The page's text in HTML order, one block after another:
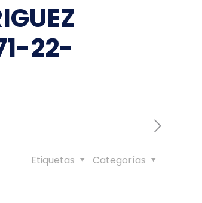
22-
Categorías
Etiquetas